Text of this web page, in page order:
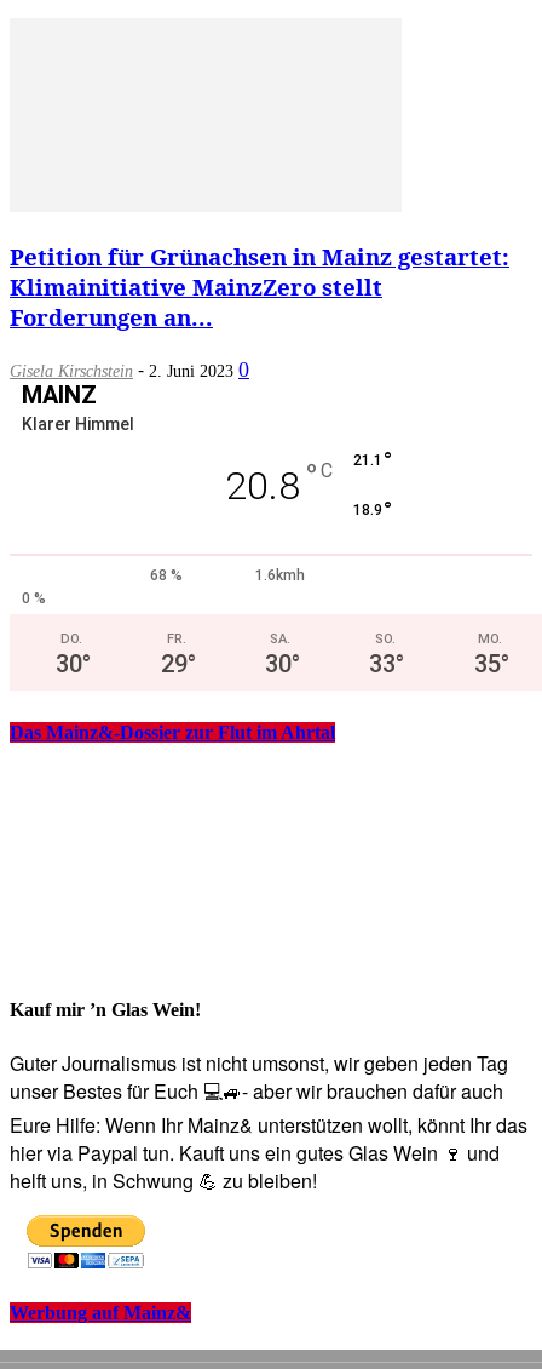
Petition für Grünachsen in Mainz gestartet:
Klimainitiative MainzZero stellt
Forderungen an...
Gisela Kirschstein - 2. Juni 2023 0
MAINZ
Klarer Himmel
20.8 ° C 21.1 °
18.9 °
68 %
1.6kmh
0 %
DO.
30°
FR.
29°
SA.
30°
SO.
33°
MO.
35°
Das Mainz&-Dossier zur Flut im Ahrtal
Kauf mir ’n Glas Wein!
Guter Journalismus ist nicht umsonst, wir geben jeden Tag
unser Bestes für Euch 💻🚙- aber wir brauchen dafür auch
Eure Hilfe: Wenn Ihr Mainz& unterstützen wollt, könnt Ihr das
hier via Paypal tun. Kauft uns ein gutes Glas Wein 🍷 und
helft uns, in Schwung 💪 zu bleiben!
Werbung auf Mainz&